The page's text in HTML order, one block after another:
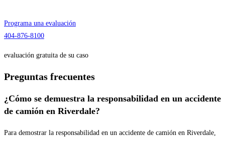
Programa una evaluación
404-876-8100
evaluación gratuita de su caso
Preguntas frecuentes
¿Cómo se demuestra la responsabilidad en un accidente
de camión en Riverdale?
Para demostrar la responsabilidad en un accidente de camión en Riverdale,